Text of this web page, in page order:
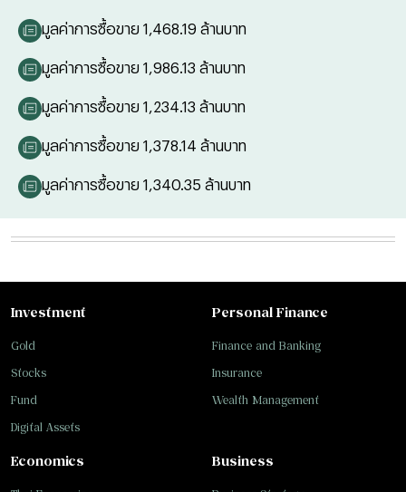
มูลค่าการซื้อขาย 1,468.19 ล้านบาท
มูลค่าการซื้อขาย 1,986.13 ล้านบาท
มูลค่าการซื้อขาย 1,234.13 ล้านบาท
มูลค่าการซื้อขาย 1,378.14 ล้านบาท
มูลค่าการซื้อขาย 1,340.35 ล้านบาท
Investment
Gold
Stocks
Fund
Digital Assets
Personal Finance
Finance and Banking
Insurance
Wealth Management
Business
Economics